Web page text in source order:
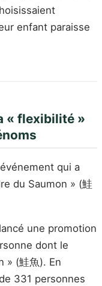
enfant paraisse
« flexibilité »
qui a
du Saumon » (鮭
une promotion
dont le
» (鮭魚). En
331 personnes